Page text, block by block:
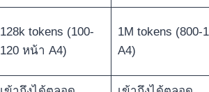
128k tokens (100-
120 หน้า A4)
1M tokens (800-
A4)